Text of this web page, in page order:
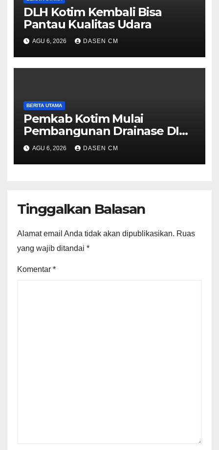
DLH Kotim Kembali Bisa
Pantau Kualitas Udara
AGU 6, 2026 DASEN CM
BERITA UTAMA
Pemkab Kotim Mulai
Pembangunan Drainase DI
Pandjaitan Akhir Agustus
AGU 6, 2026 DASEN CM
Tinggalkan Balasan
Alamat email Anda tidak akan dipublikasikan. Ruas
yang wajib ditandai *
Komentar *